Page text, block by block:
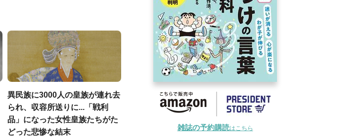
異民族に3000人の皇族が連れ去
られ、収容所送りに...「戦利
品」になった女性皇族たちがた
どった悲惨な結末
雑誌の予約購読はこちら